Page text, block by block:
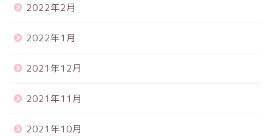
2022年2月
2022年1月
2021年12月
2021年11月
2021年10月